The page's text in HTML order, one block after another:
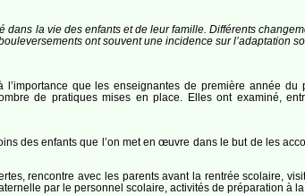
la vie des enfants et de leur famille. Différents
ont souvent une incidence sur l’adaptation
que les enseignantes de première année du
de pratiques mises en place. Elles ont examiné,
des enfants que l’on met en œuvre dans le but de les
rencontre avec les parents avant la rentrée scolaire,
par le personnel scolaire, activités de préparation à